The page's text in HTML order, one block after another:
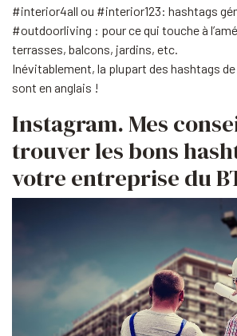
#interior4all ou #interior123: hashtags
#outdoorliving : pour ce qui touche à
terrasses, balcons, jardins, etc.
Inévitablement, la plupart des hashtags
sont en anglais !
Instagram. Mes
trouver les bons
votre entreprise du